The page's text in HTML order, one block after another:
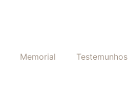
Memorial Testemunhos